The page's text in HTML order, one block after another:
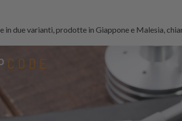
in due varianti, prodotte in Giappone e Malesia,